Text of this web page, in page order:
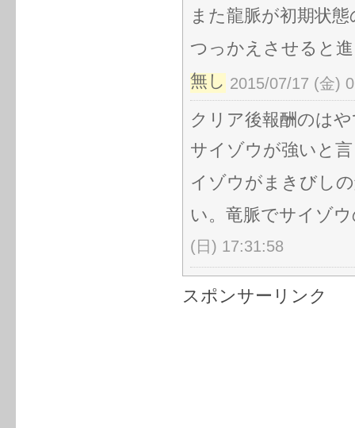
また龍脈が初期状
つっかえさせると
無し 2015/07/17 (金)
クリア後報酬のは
サイゾウが強いと
イゾウがまきびし
い。竜脈でサイゾ
(日) 17:31:58
スポンサーリンク